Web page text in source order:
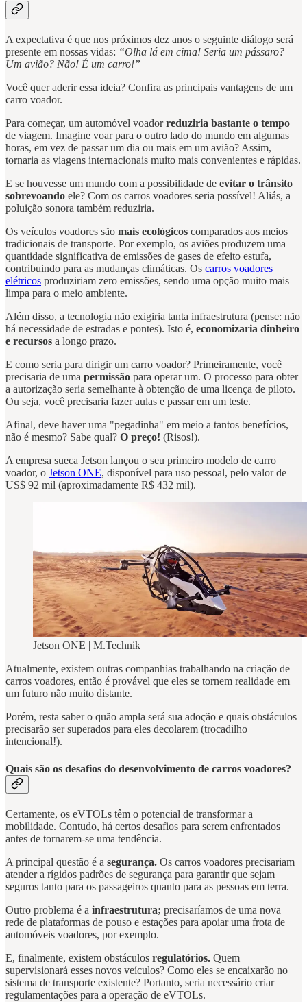
A expectativa é que nos próximos dez anos o seguinte diálogo será
presente em nossas vidas: “Olha lá em cima! Seria um pássaro?
Um avião? Não! É um carro!”
Você quer aderir essa ideia? Confira as principais vantagens de um
carro voador.
Para começar, um automóvel voadorreduziria bastante o tempo
de viagem. Imagine voar para o outro lado do mundo em algumas
horas, em vez de passar um dia ou mais em um avião? Assim,
tornaria as viagens internacionais muito mais convenientes e rápidas.
E se houvesse um mundo com a possibilidade de evitar o trânsito
sobrevoando ele? Com os carros voadores seria possível! Aliás, a
poluição sonora também reduziria.
Os veículos voadores são mais ecológicos comparados aos meios
tradicionais de transporte. Por exemplo, os aviões produzem uma
quantidade significativa de emissões de gases de efeito estufa,
contribuindo para as mudanças climáticas. Os carros voadores
elétricos produziriam zero emissões, sendo uma opção muito mais
limpa para o meio ambiente.
Além disso, a tecnologia não exigiria tanta infraestrutura (pense: não
há necessidade de estradas e pontes). Isto é, economizaria dinheiro
e recursos a longo prazo.
E como seria para dirigir um carro voador? Primeiramente, você
precisaria de uma permissão para operar um. O processo para obter
a autorização seria semelhante à obtenção de uma licença de piloto.
Ou seja, você precisaria fazer aulas e passar em um teste.
Afinal, deve haver uma "pegadinha" em meio a tantos benefícios,
não é mesmo? Sabe qual? O preço! (Risos!).
A empresa sueca Jetson lançou o seu primeiro modelo de carro
voador, o Jetson ONE, disponível para uso pessoal, pelo valor de
US$ 92 mil (aproximadamente R$ 432 mil).
Jetson ONE | M.Technik
Atualmente, existem outras companhias trabalhando na criação de
carros voadores, então é provável que eles se tornem realidade em
um futuro não muito distante.
Porém, resta saber o quão ampla será sua adoção e quais obstáculos
precisarão ser superados para eles decolarem (trocadilho
intencional!).
Quais são os desafios do desenvolvimento de carros voadores?
Certamente, os eVTOLs têm o potencial de transformar a
mobilidade. Contudo, há certos desafios para serem enfrentados
antes de tornarem-se uma tendência.
A principal questão é a segurança. Os carros voadores precisariam
atender a rígidos padrões de segurança para garantir que sejam
seguros tanto para os passageiros quanto para as pessoas em terra.
Outro problema é a infraestrutura; precisaríamos de uma nova
rede de plataformas de pouso e estações para apoiar uma frota de
automóveis voadores, por exemplo.
E, finalmente, existem obstáculos regulatórios. Quem
supervisionará esses novos veículos? Como eles se encaixarão no
sistema de transporte existente? Portanto, seria necessário criar
regulamentações para a operação de eVTOLs.